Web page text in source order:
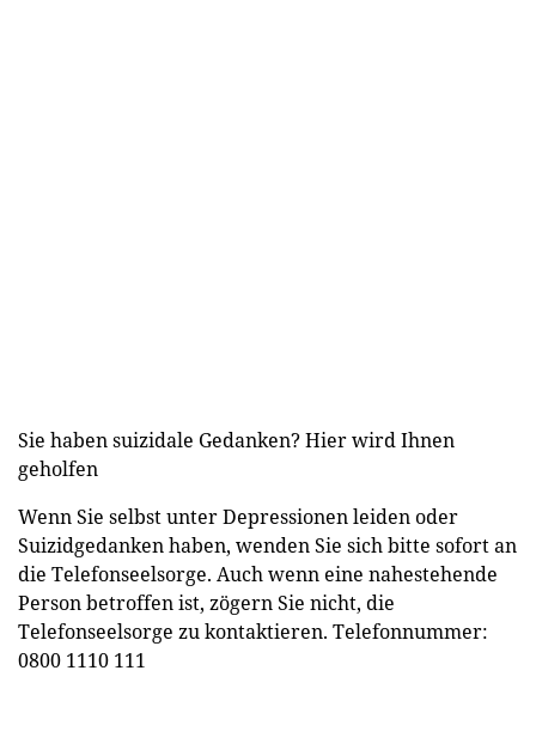
Sie haben suizidale Gedanken? Hier wird Ihnen
geholfen
Wenn Sie selbst unter Depressionen leiden oder
Suizidgedanken haben, wenden Sie sich bitte sofort an
die Telefonseelsorge. Auch wenn eine nahestehende
Person betroffen ist, zögern Sie nicht, die
Telefonseelsorge zu kontaktieren. Telefonnummer:
0800 1110 111